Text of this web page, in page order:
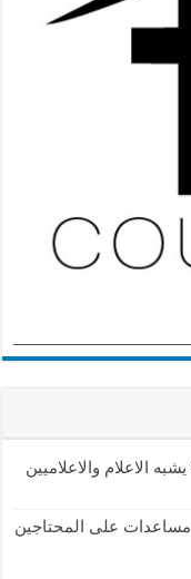
الاعلام والاعلاميين
على المحتاجين